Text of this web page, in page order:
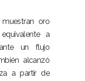
oro
a
un flujo
alcanzó
a partir de